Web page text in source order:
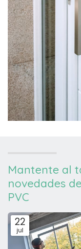
Mantente al
novedades
22